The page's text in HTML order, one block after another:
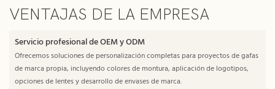
VENTAJAS DE LA EMPRESA
Servicio profesional de OEM y ODM
Ofrecemos soluciones de personalización completas para proyectos de gafas
de marca propia, incluyendo colores de montura, aplicación de logotipos,
opciones de lentes y desarrollo de envases de marca.